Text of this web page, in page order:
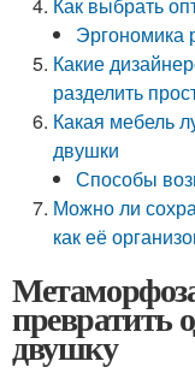
Эргономика
Какие
разделить
Какая мебель
двушки
Способы
Можно ли
как её
превратить
двушку